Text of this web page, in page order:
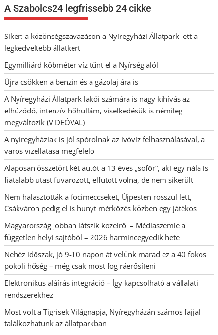
A Szabolcs24 legfrissebb 24 cikke
Siker: a közönségszavazáson a Nyíregyházi Állatpark lett a
legkedveltebb állatkert
Egymilliárd köbméter víz tűnt el a Nyírség alól
Újra csökken a benzin és a gázolaj ára is
A Nyíregyházi Állatpark lakói számára is nagy kihívás az
elhúzódó, intenzív hőhullám, viselkedésük is némileg
megváltozik (VIDEÓVAL)
A nyíregyháziak is jól spórolnak az ivóvíz felhasználásával, a
város vízellátása megfelelő
Alaposan összetört két autót a 13 éves „sofőr”, aki egy nála is
fiatalabb utast fuvarozott, elfutott volna, de nem sikerült
Nem halasztották a focimeccseket, Újpesten rosszul lett,
Csákváron pedig el is hunyt mérkőzés közben egy játékos
Magyarország jobban látszik közelről – Médiaszemle a
független helyi sajtóból – 2026 harmincegyedik hete
Nehéz időszak, jó 9-10 napon át velünk marad ez a 40 fokos
pokoli hőség – még csak most fog ráerősíteni
Elektronikus aláírás integráció – Így kapcsolható a vállalati
rendszerekhez
Most volt a Tigrisek Világnapja, Nyíregyházán számos fajjal
találkozhatunk az állatparkban